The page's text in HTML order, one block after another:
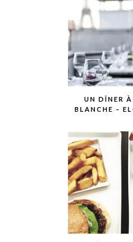
UN DÎNER
BLANCHE –